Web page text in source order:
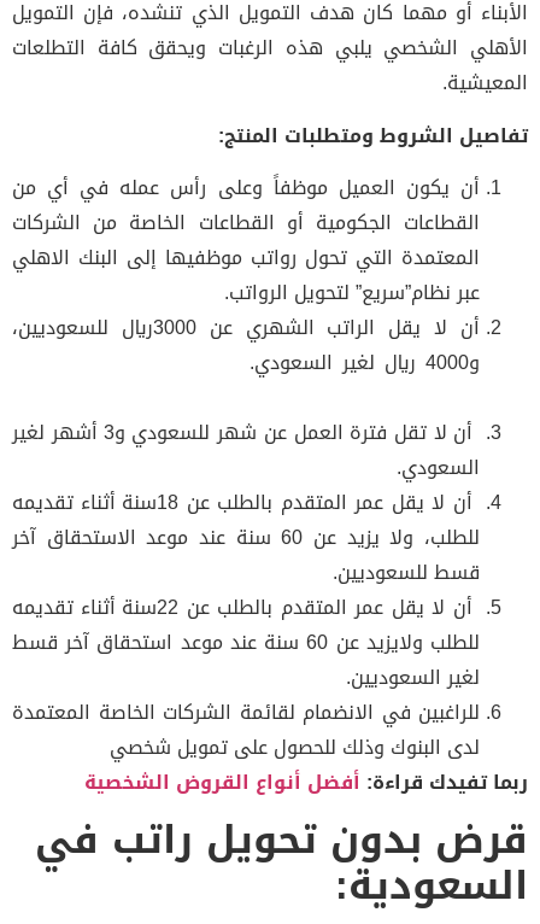
أو مهما كان هدف التمويل الذي تنشده، فإن التمويل
الشخصي يلبي هذه الرغبات ويحقق كافة التطلعات
الشروط ومتطلبات المنتج:
أن يكون العميل موظفاً وعلى رأس عمله في أي من
القطاعات الجكومية أو القطاعات الخاصة من الشركات
المعتمدة التي تحول رواتب موظفيها إلى البنك الاهلي
عبر نظام”سريع” لتحويل الرواتب.
أن لا يقل الراتب الشهري عن 3000ريال للسعوديين،
استخراج قرض بدون تحويل
أن لا تقل فترة العمل عن شهر للسعودي و3 أشهر لغير
السعودي.
أن لا يقل عمر المتقدم بالطلب عن 18سنة أثناء تقديمه
للطلب، ولا يزيد عن 60 سنة عند موعد الاستحقاق آخر
قسط للسعوديين.
أن لا يقل عمر المتقدم بالطلب عن 22سنة أثناء تقديمه
للطلب ولايزيد عن 60 سنة عند موعد استحقاق آخر قسط
لغير السعوديين.استخراج قرض بدون تحويل راتب
للراغبين في الانضمام لقائمة الشركات الخاصة المعتمدة
لدى البنوك وذلك للحصول على تمويل شخصي
تفيدك قراءة:أفضل أنواع القروض الشخصية
بدون تحويل راتب في